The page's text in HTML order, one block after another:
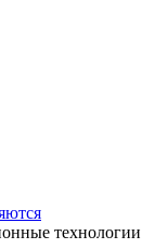
технологии